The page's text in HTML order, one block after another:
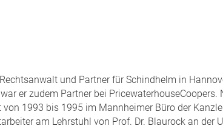
und Partner für Schindhelm in
er zudem Partner bei
1993 bis 1995 im Mannheimer Büro der
am Lehrstuhl von Prof. Dr. Blaurock an der